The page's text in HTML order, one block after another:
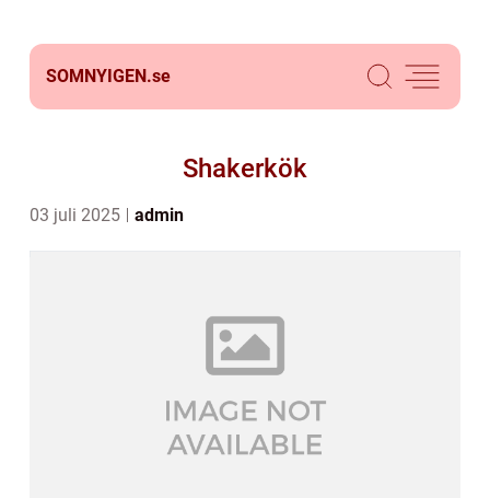
SOMNYIGEN.se
Shakerkök
03 juli 2025 admin